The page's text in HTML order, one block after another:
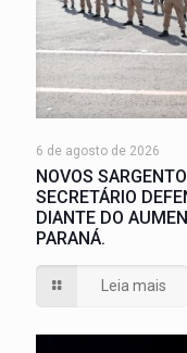
6 de agosto de 2026
NOVOS
SECRETÁRIO
DIANTE DO
PARANÁ.
Leia mais